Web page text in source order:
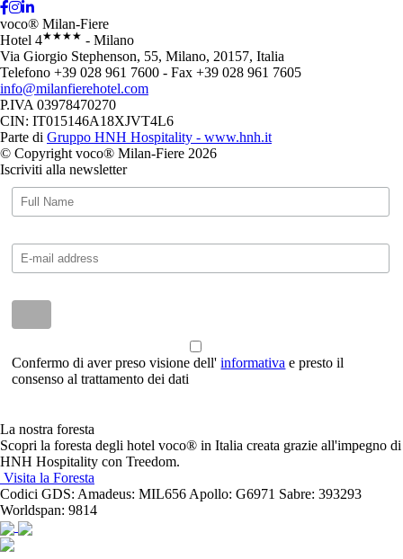
voco® Milan-Fiere
Hotel 4★★★★ - Milano
Via Giorgio Stephenson, 55, Milano, 20157, Italia
Telefono +39 028 961 7600 - Fax +39 028 961 7605
info@milanfierehotel.com
P.IVA 03978470270
CIN: IT015146A18XJVT4L6
Parte di Gruppo HNH Hospitality - www.hnh.it
© Copyright voco® Milan-Fiere 2026
Iscriviti alla newsletter
Confermo di aver preso visione dell'informativa e presto il
consenso al trattamento dei dati
La nostra foresta
Scopri la foresta degli hotel voco® in Italia creata grazie all'impegno di
HNH Hospitality con Treedom.
Visita la Foresta
Codici GDS: Amadeus: MIL656 Apollo: G6971 Sabre: 393293
Worldspan: 9814